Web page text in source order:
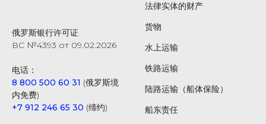
俄罗斯银行许可证
ВС №4393 от 09.02.2026
电话：
8 800 500 60 31 (俄罗斯境
内免费)
+7 912 246 65 30 (缔约)
法律实体的财产
货物
水上运输
铁路运输
陆路运输（船体保险）
船东责任